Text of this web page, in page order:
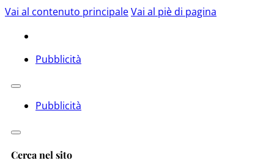
Vai al contenuto principaleVai al piè di pagina
Pubblicità
Pubblicità
Cerca nel sito